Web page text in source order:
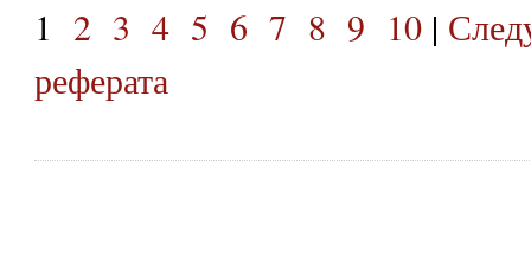
1 2 3 4 5 6 7 8 9 10|
реферата